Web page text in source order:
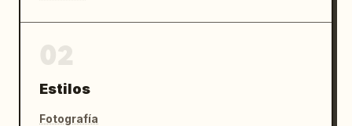
Estilos
Fotografía